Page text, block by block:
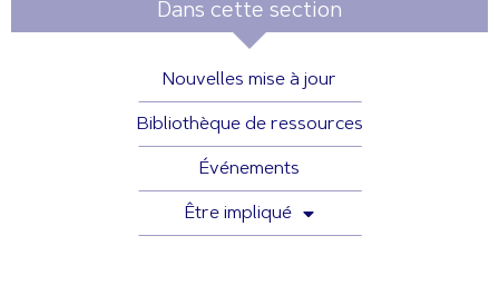
Dans cette section
Nouvelles mise à jour
Bibliothèque de ressources
Événements
Être impliqué